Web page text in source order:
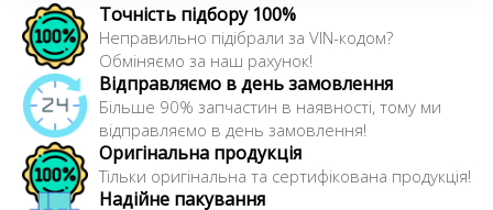
Точність підбору 100%
Неправильно підібрали за VIN-кодом?
Обміняємо за наш рахунок!
Відправляємо в день замовлення
Більше 90% запчастин в наявності, тому ми
відправляємо в день замовлення!
Оригінальна продукція
Тільки оригінальна та сертифікована продукція!
Надійне пакування